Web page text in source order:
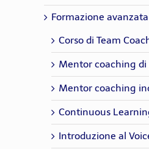
Formazione avanzata
Corso di Team
Mentor coaching di
Mentor coaching
Continuous
Introduzione al